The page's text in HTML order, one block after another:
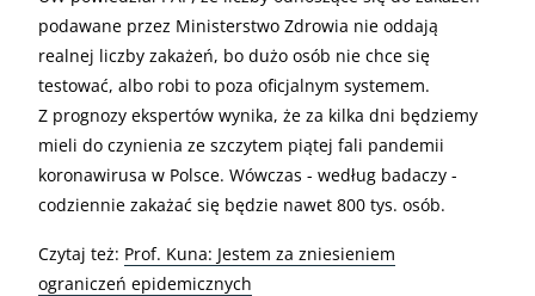
podawane przez Ministerstwo Zdrowia nie oddają
realnej liczby zakażeń, bo dużo osób nie chce się
testować, albo robi to poza oficjalnym systemem.
Z prognozy ekspertów wynika, że za kilka dni będziemy
mieli do czynienia ze szczytem piątej fali pandemii
koronawirusa w Polsce. Wówczas - według badaczy -
codziennie zakażać się będzie nawet 800 tys. osób.
Czytaj też: Prof. Kuna: Jestem za zniesieniem
ograniczeń epidemicznych